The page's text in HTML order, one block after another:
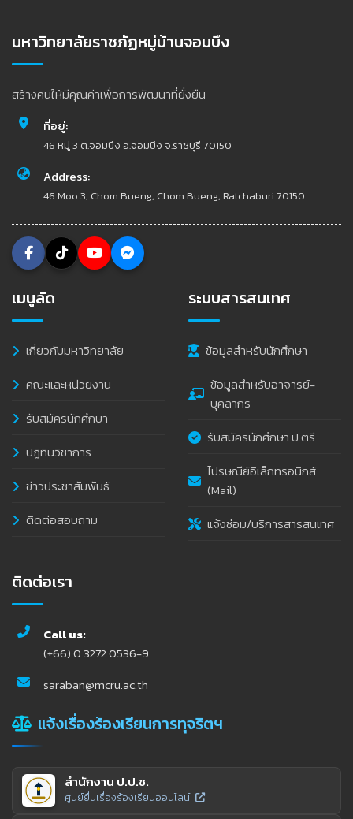
มหาวิทยาลัยราชภัฏหมู่บ้านจอมบึง
สร้างคนให้มีคุณค่าเพื่อการพัฒนาที่ยั่งยืน
ที่อยู่:
46 หมู่ 3 ต.จอมบึง อ.จอมบึง จ.ราชบุรี 70150
Address:
46 Moo 3, Chom Bueng, Chom Bueng, Ratchaburi 70150
เมนูลัด
เกี่ยวกับมหาวิทยาลัย
คณะและหน่วยงาน
รับสมัครนักศึกษา
ปฏิทินวิชาการ
ข่าวประชาสัมพันธ์
ติดต่อสอบถาม
ระบบสารสนเทศ
ข้อมูลสำหรับนักศึกษา
ข้อมูลสำหรับอาจารย์-
บุคลากร
รับสมัครนักศึกษา ป.ตรี
ไปรษณีย์อิเล็กทรอนิกส์
(Mail)
แจ้งซ่อม/บริการสารสนเทศ
ติดต่อเรา
Call us:
(+66) 0 3272 0536-9
saraban@mcru.ac.th
แจ้งเรื่องร้องเรียนการทุจริตฯ
สำนักงาน ป.ป.ช.
ศูนย์ยื่นเรื่องร้องเรียนออนไลน์